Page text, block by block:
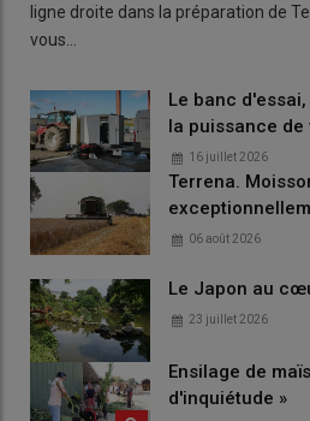
ligne droite dans la préparation de
vous…
Le banc
la puissance de
16 juillet 2026
Terrena.
06 août 2026
Le Japon au
23 juillet 2026
Ensilage de
d'inquiétude »